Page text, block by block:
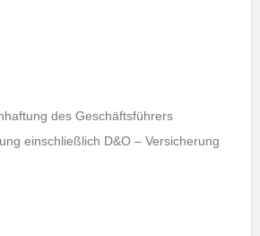
des Geschäftsführers
einschließlich D&O – Versicherung